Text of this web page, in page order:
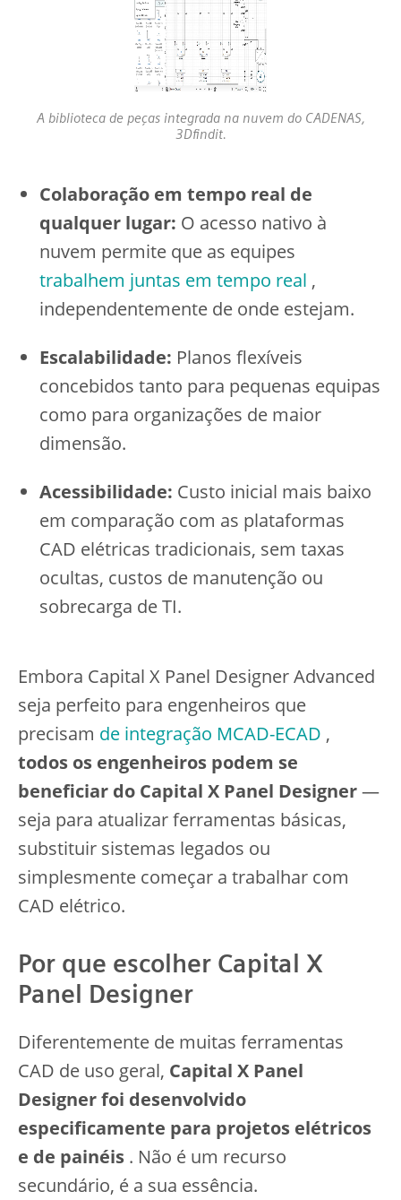
A biblioteca de peças integrada na nuvem do CADENAS,
3Dfindit.
Colaboração em tempo real de
qualquer lugar: O acesso nativo à
nuvem permite que as equipes
trabalhem juntas em tempo real ,
independentemente de onde estejam.
Escalabilidade: Planos flexíveis
concebidos tanto para pequenas equipas
como para organizações de maior
dimensão.
Acessibilidade: Custo inicial mais baixo
em comparação com as plataformas
CAD elétricas tradicionais, sem taxas
ocultas, custos de manutenção ou
sobrecarga de TI.
Embora Capital X Panel Designer Advanced
seja perfeito para engenheiros que
precisam de integração MCAD-ECAD ,
todos os engenheiros podem se
beneficiar do Capital X Panel Designer—
seja para atualizar ferramentas básicas,
substituir sistemas legados ou
simplesmente começar a trabalhar com
CAD elétrico.
Por que escolher Capital X
Panel Designer
Diferentemente de muitas ferramentas
CAD de uso geral, Capital X Panel
Designer foi desenvolvido
especificamente para projetos elétricos
e de painéis . Não é um recurso
secundário, é a sua essência.